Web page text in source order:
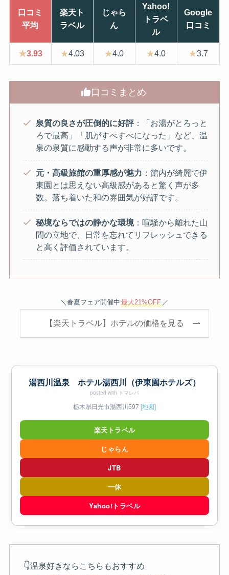
口コミ
平均
楽天ト
ラベル
じゃら
ん
Yahoo!
トラベ
ル
Google
口コミ
★3.93 ★4.03 ★4.0 ★4.0 ★3.7
口コミまとめ
泉質の良さが圧倒的に好評：「お湯がとろっと
ろで最高」「肌がすべすべになった」など、温
泉の泉質に感動する声が非常に多いです。
元・高級旅館の重厚感が魅力 ：館内が綺麗で伊
東園とは思えない高級感があると驚く声が多
数。落ち着いた和の雰囲気が好評です。
秘境ならではの静かな環境：喧騒から離れた山
間の立地で、日常を忘れてリフレッシュできる
と高く評価されています。
＼春夏フェア開催中 最大21%OFF ／
【楽天トラベル】ホテルの価格を見る
湯西川温泉 ホテル湯西川（伊東園ホテルズ）
posted with トマレバ
栃木県日光市湯西川597[地図]
楽天トラベル
じゃらん
JTB
一休
Yahoo!トラベル
👇温泉好きならこちらもおすすめ